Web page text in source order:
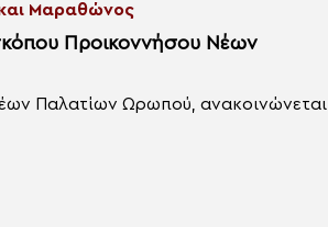
Μαραθώνος
Προικοννήσου Νέων
Παλατίων Ωρωπού, ανακοινώνεται